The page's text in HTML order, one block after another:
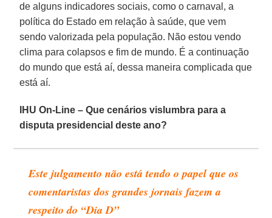
de alguns indicadores sociais, como o carnaval, a
política do Estado em relação à saúde, que vem
sendo valorizada pela população. Não estou vendo
clima para colapsos e fim de mundo. É a continuação
do mundo que está aí, dessa maneira complicada que
está aí.
IHU On-Line – Que cenários vislumbra para a
disputa presidencial deste ano?
Este julgamento não está tendo o papel que os
comentaristas dos grandes jornais fazem a
respeito do “Dia D”